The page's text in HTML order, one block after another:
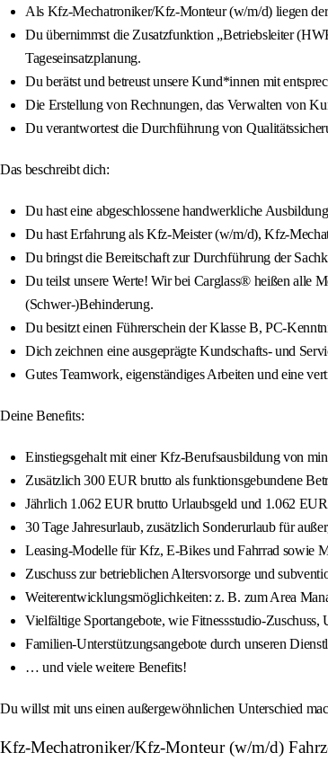
Als Kfz-Mechatroniker/Kfz-Monteur (w/m/d) liegen der
Du übernimmst die Zusatzfunktion „Betriebsleiter
Tageseinsatzplanung.
Du berätst und betreust unsere Kund*innen mit
Die Erstellung von Rechnungen, das Verwalten von
Du verantwortest die Durchführung von
Das beschreibt dich:
Du hast eine abgeschlossene handwerkliche
Du hast Erfahrung als Kfz-Meister (w/m/d), Kfz-
Du bringst die Bereitschaft zur Durchführung der
Du teilst unsere Werte! Wir bei Carglass® heißen alle
(Schwer-)Behinderung.
Du besitzt einen Führerschein der Klasse B, PC-
Dich zeichnen eine ausgeprägte Kundschafts- und
Gutes Teamwork, eigenständiges Arbeiten und eine
Deine Benefits:
Einstiegsgehalt mit einer Kfz-Berufsausbildung von
Zusätzlich 300 EUR brutto als funktionsgebundene
Jährlich 1.062 EUR brutto Urlaubsgeld und 1.062
30 Tage Jahresurlaub, zusätzlich Sonderurlaub für
Leasing-Modelle für Kfz, E-Bikes und Fahrrad sowie
Zuschuss zur betrieblichen Altersvorsorge und
Weiterentwicklungsmöglichkeiten: z. B. zum Area
Vielfältige Sportangebote, wie Fitnessstudio-
Familien-Unterstützungsangebote durch unseren
… und viele weitere Benefits!
Du willst mit uns einen außergewöhnlichen Unterschied
Kfz-Mechatroniker/Kfz-Monteur (w/m/d)